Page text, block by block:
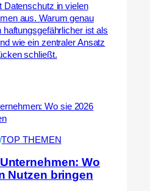
Datenschutz in vielen
aus. Warum genau
ist als
wie ein zentraler Ansatz
schließt.
TOP THEMEN
Wo
Nutzen bringen